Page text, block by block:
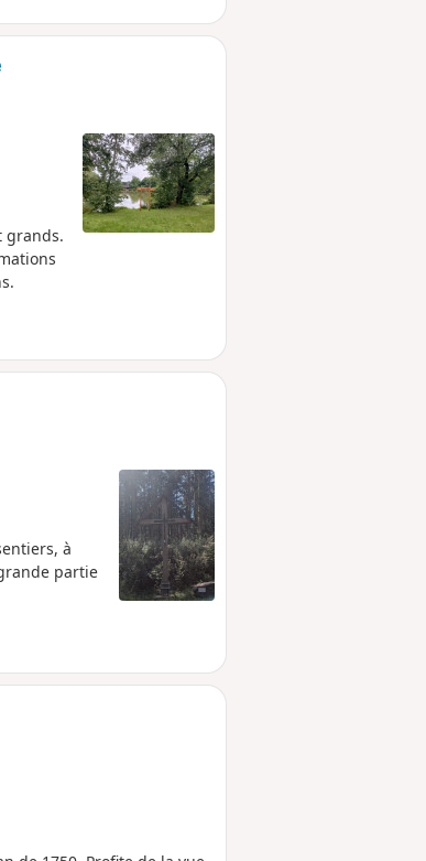
grands.
à
partie